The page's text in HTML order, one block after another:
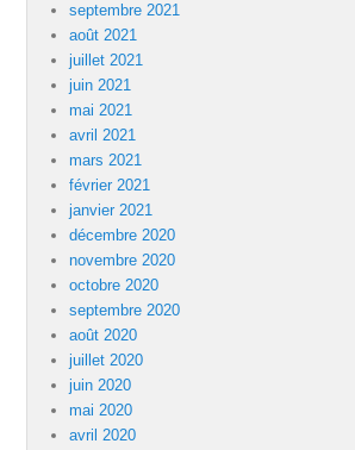
septembre 2021
août 2021
juillet 2021
juin 2021
mai 2021
avril 2021
mars 2021
février 2021
janvier 2021
décembre 2020
novembre 2020
octobre 2020
septembre 2020
août 2020
juillet 2020
juin 2020
mai 2020
avril 2020